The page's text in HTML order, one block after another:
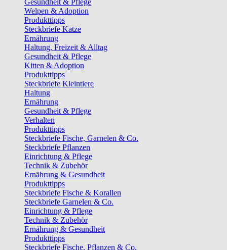
Gesundheit & Pflege
Welpen & Adoption
Produkttipps
Steckbriefe Katze
Ernährung
Haltung, Freizeit & Alltag
Gesundheit & Pflege
Kitten & Adoption
Produkttipps
Steckbriefe Kleintiere
Haltung
Ernährung
Gesundheit & Pflege
Verhalten
Produkttipps
Steckbriefe Fische, Garnelen & Co.
Steckbriefe Pflanzen
Einrichtung & Pflege
Technik & Zubehör
Ernährung & Gesundheit
Produkttipps
Steckbriefe Fische & Korallen
Steckbriefe Garnelen & Co.
Einrichtung & Pflege
Technik & Zubehör
Ernährung & Gesundheit
Produkttipps
Steckbriefe Fische, Pflanzen & Co.